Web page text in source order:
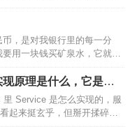
是双CCX共享大缓存，反而
，是对我银行里的每一分
用一块钱买矿泉水，它就从
一块钱，支付给商家。 我花
，组合成一百…
原理是什么，它是如
Service 是怎么实现的，服
起来挺玄乎，但掰开揉碎了